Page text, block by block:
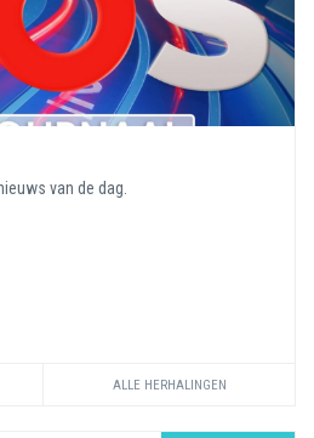
van de dag.
ALLE HERHALINGEN